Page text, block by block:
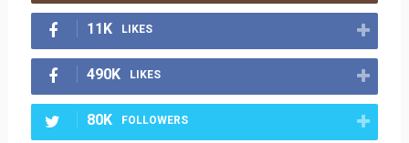
11K LIKES
490K LIKES
80K FOLLOWERS